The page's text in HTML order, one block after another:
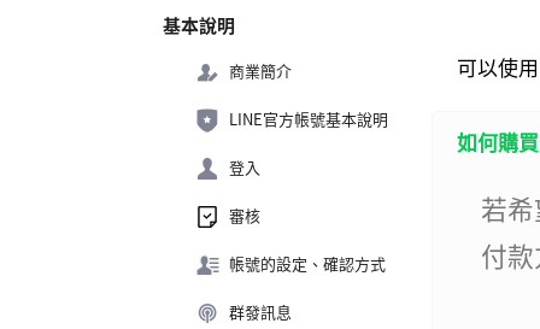
基本說明
商業簡介
LINE官方帳號基本說明
登入
審核
帳號的設定、確認方式
群發訊息
可以使
如何購
若
付